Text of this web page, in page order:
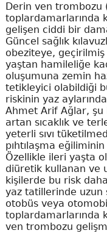
Derin ven trombozu
toplardamarlarında
gelişen ciddi bir
Güncel sağlık
obeziteye,
yaştan hamileliğe
oluşumuna zemin
tetikleyici olabildiği
riskinin yaz
Ahmet Arif Ağlar,
artan sıcaklık ve
yeterli sıvı
pıhtılaşma
Özellikle ileri yaşta
diüretik kullanan ve
kişilerde bu risk
yaz tatillerinde uzun
otobüs veya
toplardamarlarında
ven trombozu